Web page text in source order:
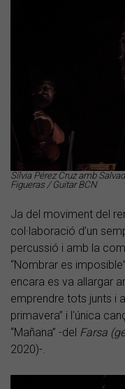
Sílvia Pérez Cruz amb
Figueras / Guitar BCN
Ja del moviment del
col·laboració d’un
percussió i amb la
“Nombrar es
encara es va allargar
emprendre tots junts i
primavera” i l'única
“Mañana” -del Farsa
2020)-.